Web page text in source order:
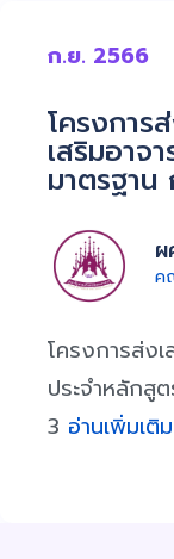
ก.ย. 2566
โครงการ
เสริมอาจ
มาตรฐา
ค
โครงการส่ง
ประจำหลักสู
3 อ่านเพิ่มเติ